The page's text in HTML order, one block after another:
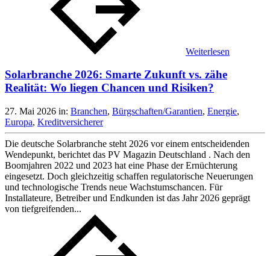
Weiterlesen
Solarbranche 2026: Smarte Zukunft vs. zähe
Realität: Wo liegen Chancen und Risiken?
27. Mai 2026 in: Branchen, Bürgschaften/Garantien, Energie,
Europa, Kreditversicherer
Die deutsche Solarbranche steht 2026 vor einem entscheidenden
Wendepunkt, berichtet das PV Magazin Deutschland . Nach den
Boomjahren 2022 und 2023 hat eine Phase der Ernüchterung
eingesetzt. Doch gleichzeitig schaffen regulatorische Neuerungen
und technologische Trends neue Wachstumschancen. Für
Installateure, Betreiber und Endkunden ist das Jahr 2026 geprägt
von tiefgreifenden...